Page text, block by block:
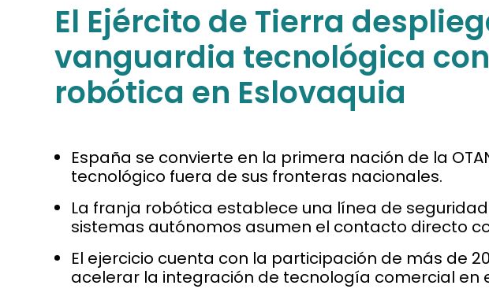
El Ejército de Tierra
vanguardia tecnológica
robótica en Eslovaquia
España se convierte en la primera nación de la
tecnológico fuera de sus fronteras nacionales.
La franja robótica establece una línea de
sistemas autónomos asumen el contacto directo
El ejercicio cuenta con la participación de más de
acelerar la integración de tecnología comercial en